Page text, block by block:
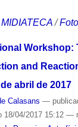
MIDIATECA /
Workshop:
and
abril de 2017
Calasans —
18/04/2017 15:12 —